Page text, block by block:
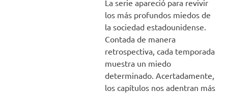
La serie apareció para revivir
los más profundos miedos de
la sociedad estadounidense.
Contada de manera
retrospectiva, cada temporada
muestra un miedo
determinado. Acertadamente,
los capítulos nos adentran más